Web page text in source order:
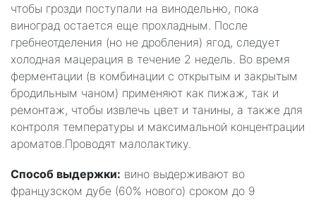
чтобы грозди поступали на винодельню, пока
виноград остается еще прохладным. После
гребнеотделения (но не дробления) ягод, следует
холодная мацерация в течениe 2 недель. Во время
ферментации (в комбинации с открытым и закрытым
бродильным чаном) применяют как пижаж, так и
ремонтаж, чтобы извлечь цвет и танины, а также для
контроля температуры и максимальной концентрации
ароматов.Проводят малолактику.
Способ выдержки: вино выдерживают во
французском дубе (60% нового) сроком до 9